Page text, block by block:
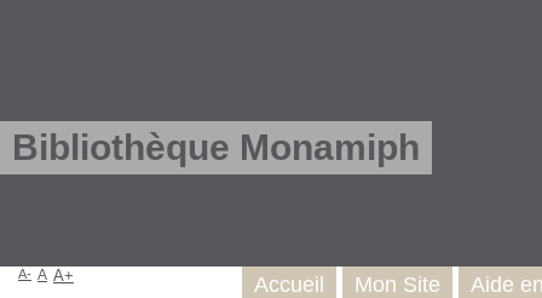
Bibliothèque Monamiph
Accueil Mon Site Aide
A- A A+